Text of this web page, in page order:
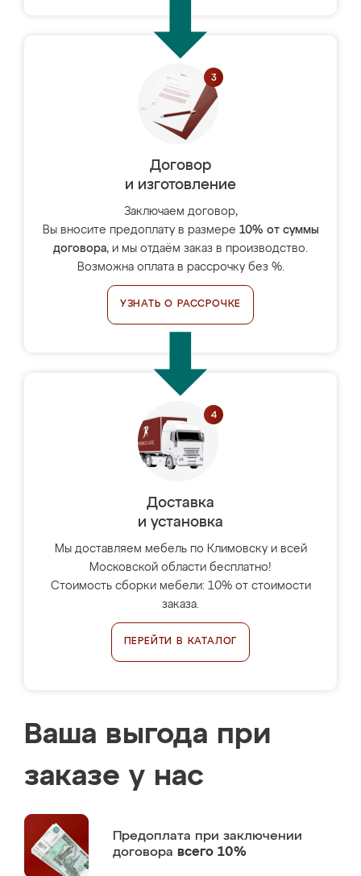
Договор
и изготовление
Заключаем договор,
Вы вносите предоплату в размере 10% от суммы
договора, и мы отдаём заказ в производство.
Возможна оплата в рассрочку без %.
УЗНАТЬ О РАССРОЧКЕ
Доставка
и установка
Мы доставляем мебель по Климовску и всей
Московской области бесплатно!
Стоимость сборки мебели: 10% от стоимости
заказа.
ПЕРЕЙТИ В КАТАЛОГ
Ваша выгода при
заказе у нас
Предоплата при заключении
договора всего 10%